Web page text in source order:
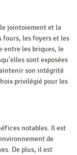
jointoiement et la
fours, les foyers et les
entre les briques, le
sont exposées
son intégrité
privilégié pour les
notables. Il est
de
De plus, il est